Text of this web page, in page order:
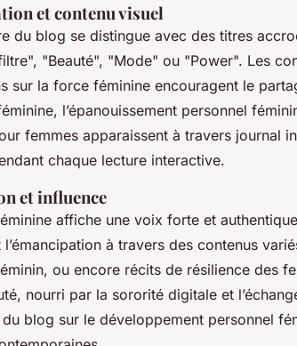
et contenu visuel
du blog se distingue avec des titres
"Beauté", "Mode" ou "Power". Les
sur la force féminine encouragent le
l’épanouissement personnel
femmes apparaissent à travers journal
chaque lecture interactive.
et influence
affiche une voix forte et
à travers des contenus
ou encore récits de résilience des
nourri par la sororité digitale et
du blog sur le développement personnel